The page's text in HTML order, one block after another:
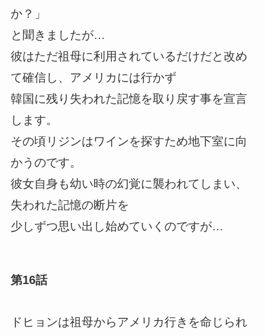
か？」
と聞きましたが…
彼はただ祖母に利用されているだけだと改め
て確信し、アメリカには行かず
韓国に残り失われた記憶を取り戻す事を宣言
します。
その頃リジンはワインを探すため地下室に向
かうのです。
彼女自身も幼い時の幻覚に襲われてしまい、
失われた記憶の断片を
少しずつ思い出し始めていくのですが…
第16話
ドヒョンは祖母からアメリカ行きを命じられ